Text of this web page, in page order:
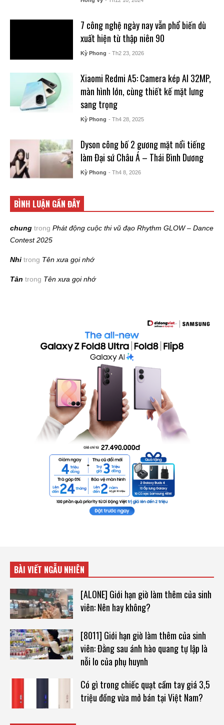
7 công nghệ ngày nay vẫn phổ biến dù
xuất hiện từ thập niên 90
Kỳ Phong - Th2 23, 2026
Xiaomi Redmi A5: Camera kép AI 32MP,
màn hình lớn, cùng thiết kế mặt lưng
sang trọng
Kỳ Phong - Th4 28, 2025
Dyson công bố 2 gương mặt nổi tiếng
làm Đại sứ Châu Á – Thái Bình Dương
Kỳ Phong - Th4 8, 2026
BÌNH LUẬN GẦN ĐÂY
chung trong Phát động cuộc thi vũ đạo Rhythm GLOW – Dance
Contest 2025
Nhi trong Tên xưa gọi nhớ
Tân trong Tên xưa gọi nhớ
BÀI VIẾT NGẪU NHIÊN
[ALONE] Giới hạn giờ làm thêm của sinh
viên: Nên hay không?
[8011] Giới hạn giờ làm thêm của sinh
viên: Đằng sau ánh hào quang tự lập là
nỗi lo của phụ huynh
Có gì trong chiếc quạt cầm tay giá 3,5
triệu đồng vừa mở bán tại Việt Nam?